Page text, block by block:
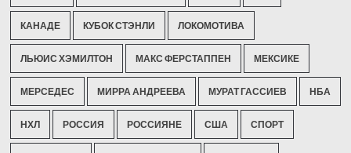
КАНАДЕ КУБОК СТЭНЛИ ЛОКОМОТИВА
ЛЬЮИС ХЭМИЛТОН МАКС ФЕРСТАППЕН МЕКСИКЕ
МЕРСЕДЕС МИРРА АНДРЕЕВА МУРАТ ГАССИЕВ НБА
НХЛ РОССИЯ РОССИЯНЕ США СПОРТ